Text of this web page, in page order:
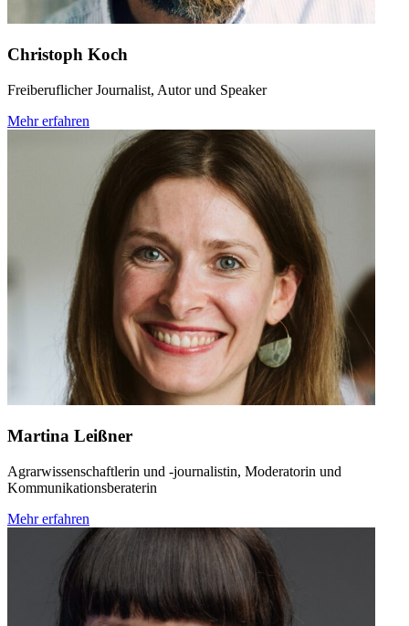
Christoph Koch
Freiberuflicher Journalist, Autor und Speaker
Mehr erfahren
Martina Leißner
Agrarwissenschaftlerin und -journalistin, Moderatorin und
Kommunikationsberaterin
Mehr erfahren